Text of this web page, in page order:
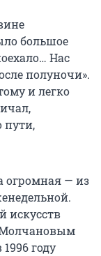
большое
Нас
полуночи».
и легко
пути,
огромная — из
искусств
Молчановым
году